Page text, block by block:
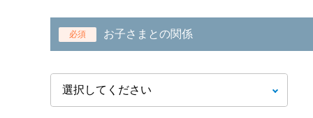
必須 お子さまとの関係